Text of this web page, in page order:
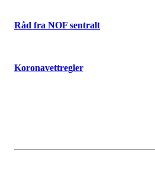
Råd fra NOF sentralt
Koronavettregler